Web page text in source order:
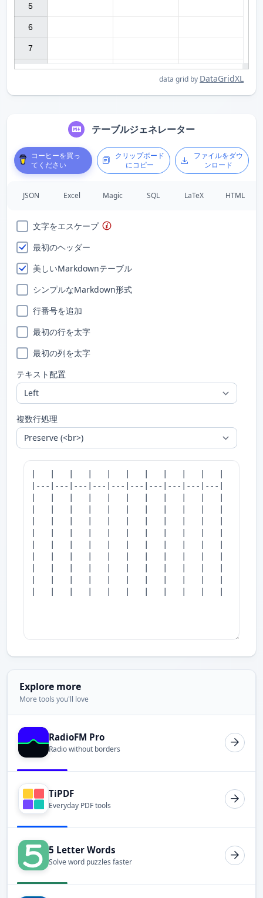
data grid by DataGridXL
5
6
7
テーブルジェネレーター
コーヒーを買っ
てください
クリップボード
にコピー
ファイルをダウ
ンロード
JSON Excel Magic SQL LaTeX HTML
文字をエスケープ
最初のヘッダー
美しいMarkdownテーブル
シンプルなMarkdown形式
行番号を追加
最初の行を太字
最初の列を太字
テキスト配置
複数行処理
Explore more
More tools you'll love
RadioFM Pro
Radio without borders
TiPDF
Everyday PDF tools
5 Letter Words
Solve word puzzles faster